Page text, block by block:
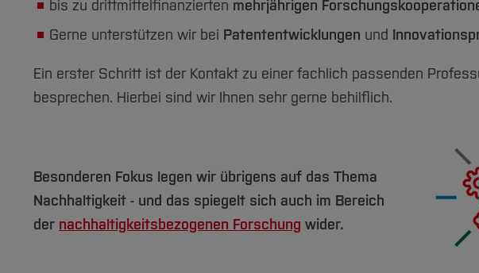
bis zu drittmittelfinanzierten mehrjährigen
Gerne unterstützen wir bei Patententwicklungen und
Ein erster Schritt ist der Kontakt zu einer fachlich passenden
besprechen. Hierbei sind wir Ihnen sehr gerne behilflich.
Besonderen Fokus legen wir übrigens auf das Thema
Nachhaltigkeit - und das spiegelt sich auch im Bereich
der nachhaltigkeitsbezogenen Forschung wider.